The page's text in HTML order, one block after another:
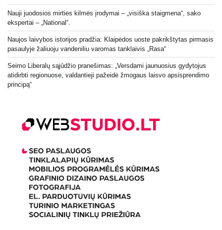
Nauji juodosios mirties kilmės įrodymai – „visiška staigmena“, sako
ekspertai – „National“.
Naujos laivybos istorijos pradžia: Klaipėdos uoste pakrikštytas pirmasis
pasaulyje žaliuoju vandeniliu varomas tanklaivis „Rasa“
Seimo Liberalų sąjūdžio pranešimas: „Versdami jaunuosius gydytojus
atidirbti regionuose, valdantieji pažeidė žmogaus laisvo apsisprendimo
principą“